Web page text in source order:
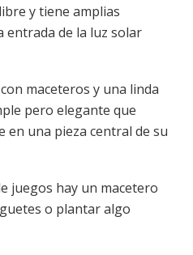
y tiene amplias
entrada de la luz solar
maceteros y una linda
pero elegante que
en una pieza central de su
juegos hay un macetero
o plantar algo